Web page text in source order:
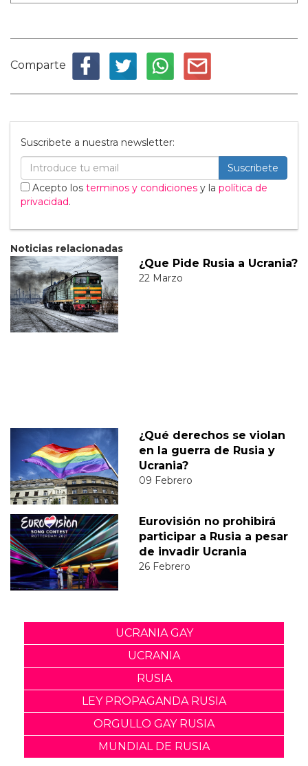
Comparte
Suscribete a nuestra newsletter:
Suscribete
Acepto los terminos y condiciones y la política de
privacidad.
Noticias relacionadas
¿Que Pide Rusia a Ucrania?
22 Marzo
¿Qué derechos se violan
en la guerra de Rusia y
Ucrania?
09 Febrero
Eurovisión no prohibirá
participar a Rusia a pesar
de invadir Ucrania
26 Febrero
UCRANIA GAY
UCRANIA
RUSIA
LEY PROPAGANDA RUSIA
ORGULLO GAY RUSIA
MUNDIAL DE RUSIA